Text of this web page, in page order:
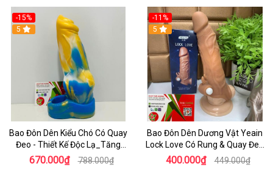
-15%
5
Bao Đôn Dên Kiểu Chó Có Quay
Đeo - Thiết Kế Độc Lạ_Tăng
Khoái Cảm Cực Đỉnh
670.000₫ 788.000₫
-11%
5
Bao Đôn Dên Dương Vật Yeain
Lock Love Có Rung & Quay Đeo
Đôn To Dương Vật Cho Nam
400.000₫ 449.000₫